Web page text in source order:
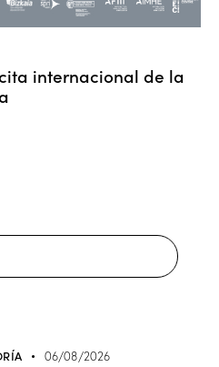
internacional de la
06/08/2026